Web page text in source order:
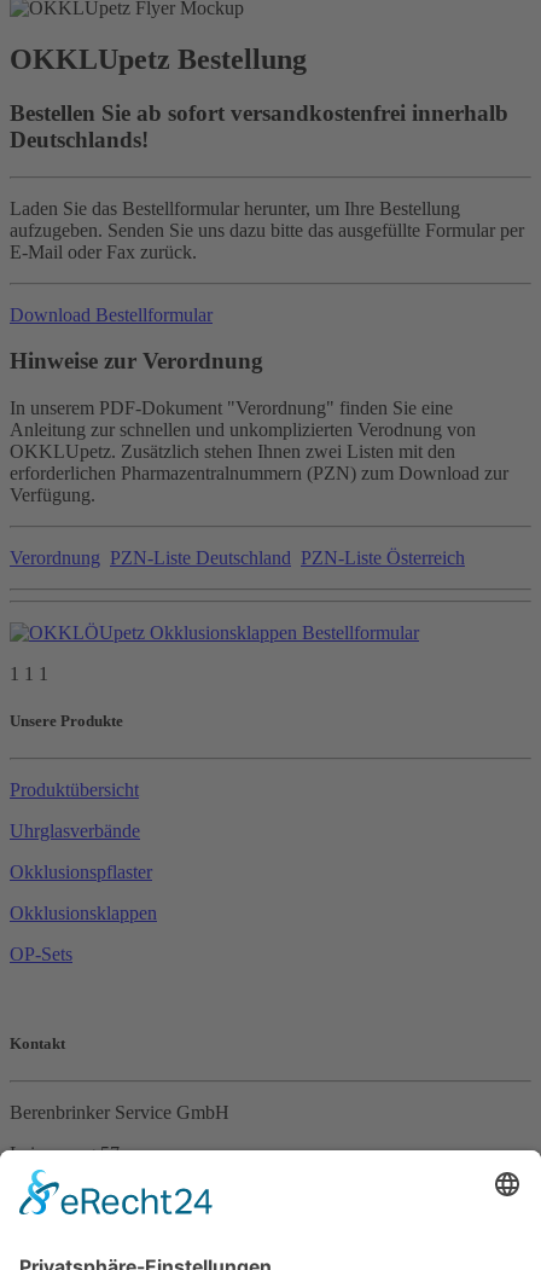
OKKLUpetz Bestellung
Bestellen Sie ab sofort versandkostenfrei innerhalb
Deutschlands!
Laden Sie das Bestellformular herunter, um Ihre Bestellung
aufzugeben. Senden Sie uns dazu bitte das ausgefüllte Formular per
E-Mail oder Fax zurück.
Download Bestellformular
Hinweise zur Verordnung
In unserem PDF-Dokument "Verordnung" finden Sie eine
Anleitung zur schnellen und unkomplizierten Verodnung von
OKKLUpetz. Zusätzlich stehen Ihnen zwei Listen mit den
erforderlichen Pharmazentralnummern (PZN) zum Download zur
Verfügung.
Verordnung PZN-Liste Deutschland PZN-Liste Österreich
1 1 1
Unsere Produkte
Produktübersicht
Uhrglasverbände
Okklusionspflaster
Okklusionsklappen
OP-Sets
Kontakt
Berenbrinker Service GmbH
Leinenweg 57
33415 Verl